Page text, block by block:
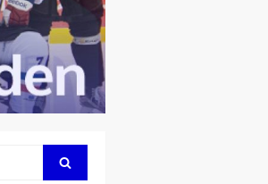
Search